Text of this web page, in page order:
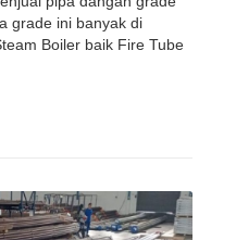
grade ini banyak di
Boiler baik Fire Tube